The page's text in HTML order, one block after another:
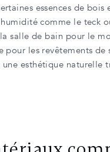
essences de
comme le teck
salle de bain pour le
pour les revêtements
une esthétique naturelle